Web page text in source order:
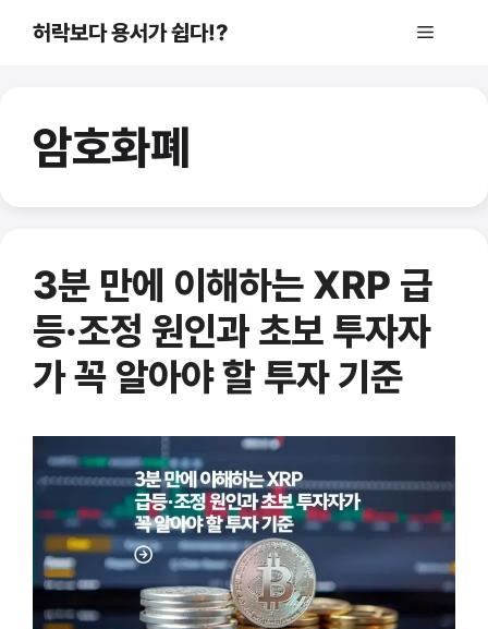
허락보다 용서가 쉽다!? 메
암호화폐
3분 만에 이해하는 XRP 급
등·조정 원인과 초보 투자자
가 꼭 알아야 할 투자 기준